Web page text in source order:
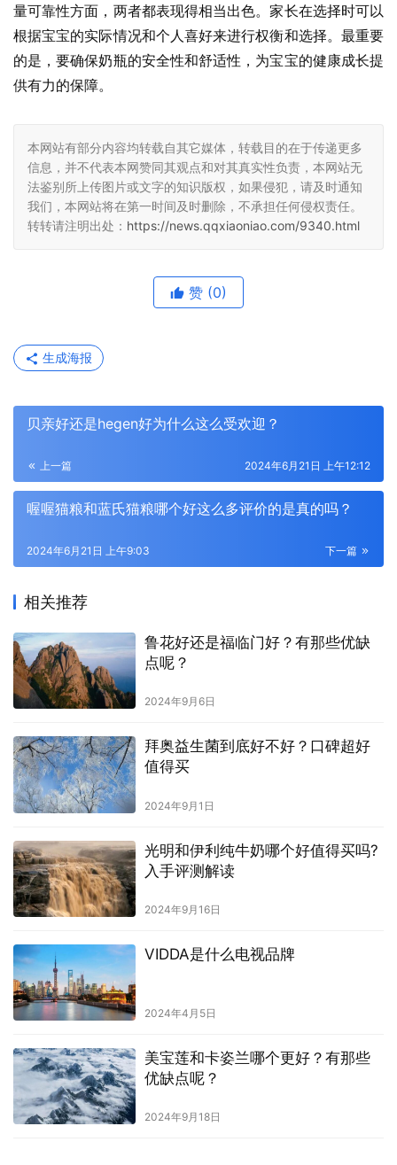
量可靠性方面，两者都表现得相当出色。家长在选择时可以
根据宝宝的实际情况和个人喜好来进行权衡和选择。最重要
的是，要确保奶瓶的安全性和舒适性，为宝宝的健康成长提
供有力的保障。
本网站有部分内容均转载自其它媒体，转载目的在于传递更多
信息，并不代表本网赞同其观点和对其真实性负责，本网站无
法鉴别所上传图片或文字的知识版权，如果侵犯，请及时通知
我们，本网站将在第一时间及时删除，不承担任何侵权责任。
转转请注明出处： https://news.qqxiaoniao.com/9340.html
赞 (0)
生成海报
贝亲好还是hegen好为什么这么受欢迎？
上一篇 2024年6月21日 上午12:12
喔喔猫粮和蓝氏猫粮哪个好这么多评价的是真的吗？
下一篇
2024年6月21日 上午9:03
相关推荐
鲁花好还是福临门好？有那些优缺
点呢？
2024年9月6日
拜奥益生菌到底好不好？口碑超好
值得买
2024年9月1日
光明和伊利纯牛奶哪个好值得买吗?
入手评测解读
2024年9月16日
VIDDA是什么电视品牌
2024年4月5日
美宝莲和卡姿兰哪个更好？有那些
优缺点呢？
2024年9月18日